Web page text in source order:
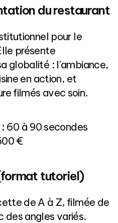
du restaurant
pour le
présente
globalité : l'ambiance,
en action, et
filmés avec soin.
60 à 90 secondes
€
tutoriel)
de A à Z, filmée de
des angles variés.